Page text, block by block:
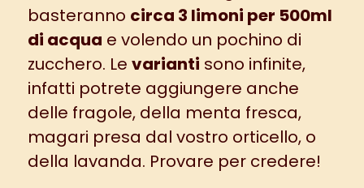
basteranno circa 3 limoni per 500ml
di acqua e volendo un pochino di
zucchero. Le varianti sono infinite,
infatti potrete aggiungere anche
delle fragole, della menta fresca,
magari presa dal vostro orticello, o
della lavanda. Provare per credere!